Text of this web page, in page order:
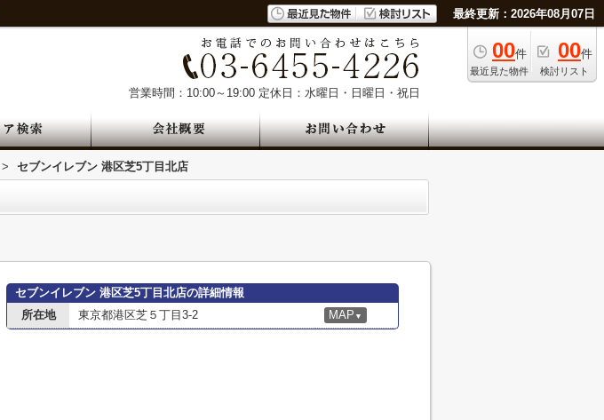
最終更新：2026年08月07日
00件
最近見た物件
00件
検討リスト
営業時間：10:00～19:00 定休日：水曜日・日曜日・祝日
> セブンイレブン 港区芝5丁目北店
セブンイレブン 港区芝5丁目北店の詳細情報
所在地
東京都港区芝５丁目3-2 MAP ▼